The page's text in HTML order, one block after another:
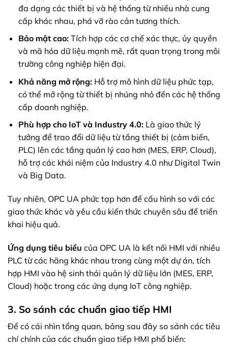
đa dạng các thiết bị và hệ thống từ nhiều nhà cung
cấp khác nhau, phá vỡ rào cản tương thích.
Bảo mật cao:Tích hợp các cơ chế xác thực, ủy quyền
và mã hóa dữ liệu mạnh mẽ, rất quan trọng trong môi
trường công nghiệp hiện đại.
Khả năng mở rộng:Hỗ trợ mô hình dữ liệu phức tạp,
có thể mở rộng từ thiết bị nhúng nhỏ đến các hệ thống
cấp doanh nghiệp.
Phù hợp cho IoT và Industry 4.0:Là giao thức lý
tưởng để trao đổi dữ liệu từ tầng thiết bị (cảm biến,
PLC) lên các tầng quản lý cao hơn (MES, ERP, Cloud),
hỗ trợ các khái niệm của Industry 4.0 như Digital Twin
và Big Data.
Tuy nhiên, OPC UA phức tạp hơn để cấu hình so với các
giao thức khác và yêu cầu kiến thức chuyên sâu để triển
khai hiệu quả.
Ứng dụng tiêu biểu của OPC UA là kết nối HMI với nhiều
PLC từ các hãng khác nhau trong cùng một dự án, tích
hợp HMI vào hệ sinh thái quản lý dữ liệu lớn (MES, ERP,
Cloud) hoặc trong các ứng dụng IoT công nghiệp.
3. So sánh các chuẩn giao tiếp HMI
Để có cái nhìn tổng quan, bảng sau đây so sánh các tiêu
chí chính của các chuẩn giao tiếp HMI phổ biến: